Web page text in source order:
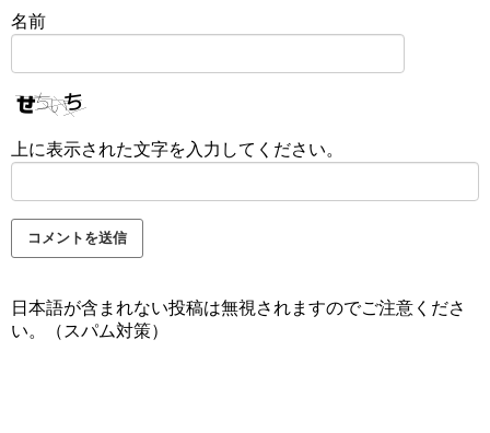
名前
上に表示された文字を入力してください。
日本語が含まれない投稿は無視されますのでご注意くださ
い。（スパム対策）